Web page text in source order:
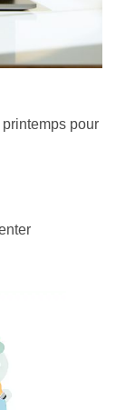
printemps pour